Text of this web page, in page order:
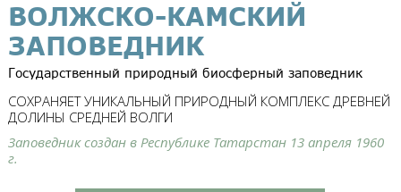
ВОЛЖСКО-КАМСКИЙ
ЗАПОВЕДНИК
Государственный природный биосферный заповедник
СОХРАНЯЕТ УНИКАЛЬНЫЙ ПРИРОДНЫЙ КОМПЛЕКС ДРЕВНЕЙ
ДОЛИНЫ СРЕДНЕЙ ВОЛГИ
Заповедник создан в Республике Татарстан 13 апреля 1960
г.